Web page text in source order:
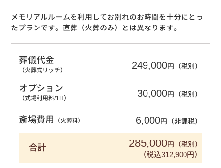
メモリアルルームを利用してお別れのお時間を十分にとっ
たプランです。直葬（火葬のみ）とは異なります。
葬儀代金
（火葬式リッチ） 249,000円（税別）
オプション
（式場利用料/1H） 30,000円（税別）
斎場費用 （火葬料） 6,000円（非課税）
合計 285,000円（税別）
（税込312,900円）